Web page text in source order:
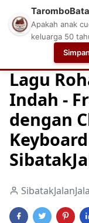
Chord
Lagu
Indah -
dengan
Apakah anak
keluarga 50